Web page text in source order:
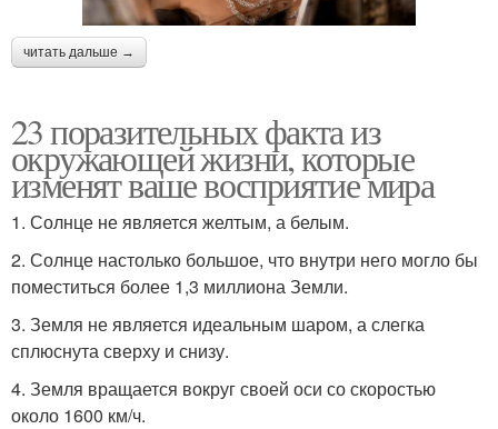
читать дальше →
23 поразительных факта из
окружающей жизни, которые
изменят ваше восприятие мира
1. Солнце не является желтым, а белым.
2. Солнце настолько большое, что внутри него могло бы
поместиться более 1,3 миллиона Земли.
3. Земля не является идеальным шаром, а слегка
сплюснута сверху и снизу.
4. Земля вращается вокруг своей оси со скоростью
около 1600 км/ч.